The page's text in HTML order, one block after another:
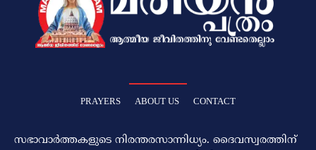
PRAYERS ABOUT US CONTACT
സഭാവാര്‍ത്തകളുടെ നിരന്തരസാന്നിധ്യം. ദൈവസ്വരത്തിന്‌